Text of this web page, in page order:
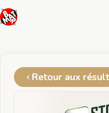
au
contenu
Retour aux